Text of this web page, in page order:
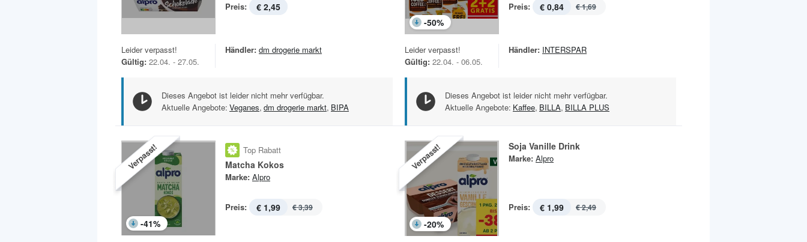
Preis: € 2,45
Leider verpasst!
Gültig: 22.04. - 27.05.
Händler: dm drogerie markt
Dieses Angebot ist leider nicht mehr verfügbar.
Aktuelle Angebote: Veganes, dm drogerie markt, BIPA
-50%
Preis: € 0,84 € 1,69
Leider verpasst!
Gültig: 22.04. - 06.05.
Händler: INTERSPAR
Dieses Angebot ist leider nicht mehr verfügbar.
Aktuelle Angebote: Kaffee, BILLA, BILLA PLUS
Verpasst!
-41%
Top Rabatt
Matcha Kokos
Marke: Alpro
Preis: € 1,99 € 3,39
Verpasst!
-20%
Soja Vanille Drink
Marke: Alpro
Preis: € 1,99 € 2,49